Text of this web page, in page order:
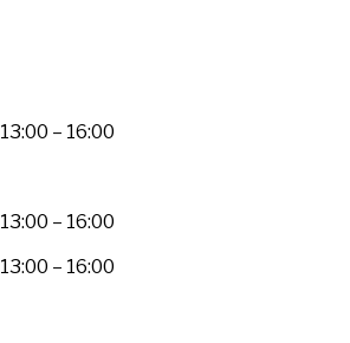
13:00 – 16:00
13:00 – 16:00
13:00 – 16:00